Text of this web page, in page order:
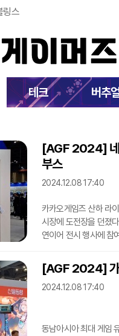
링스
테크 버추
[AGF 2024] 네
부스
2024.12.08 17:40
카카오게임즈 산하 라
시장에 도전장을 던졌
연이어 전시 행사에 참
나섰다. 게임의 핵심
프로젝트C의 배경 세
각기 다른 여섯 나라의
[AGF 2024] 가
2024.12.08 17:40
동남아시아 최대 게임